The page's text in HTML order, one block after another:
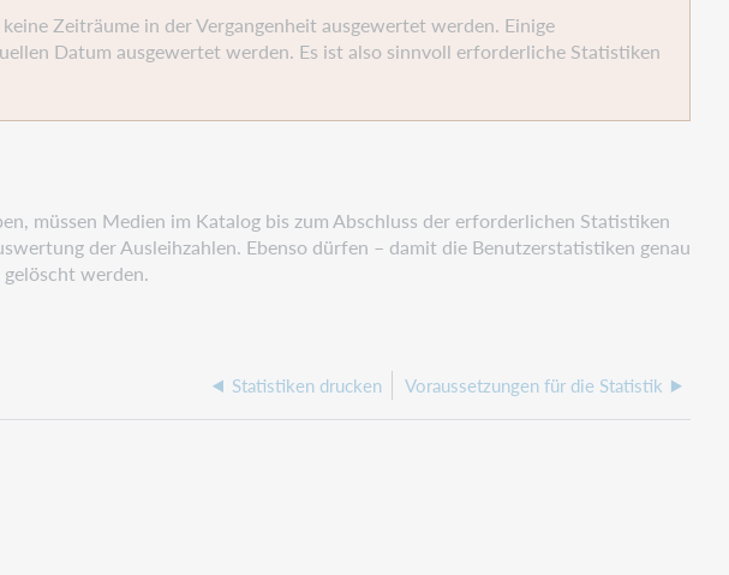
Zeiträume in der Vergangenheit ausgewertet werden. Einige
Datum ausgewertet werden. Es ist also sinnvoll erforderliche Statistiken
müssen Medien im Katalog bis zum Abschluss der erforderlichen Statistiken
der Ausleihzahlen. Ebenso dürfen – damit die Benutzerstatistiken genau
werden.
Statistiken drucken Voraussetzungen für die Statistik